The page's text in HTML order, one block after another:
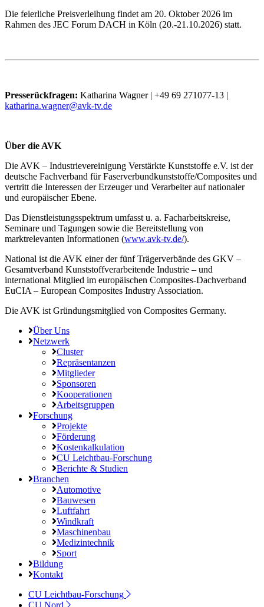
Die feierliche Preisverleihung findet am 20. Oktober 2026 im
Rahmen des JEC Forum DACH in Köln (20.-21.10.2026) statt.
Presserückfragen: Katharina Wagner | +49 69 271077-13 |
katharina.wagner@avk-tv.de
Über die AVK
Die AVK – Industrievereinigung Verstärkte Kunststoffe e.V. ist der
deutsche Fachverband für Faserverbundkunststoffe/Composites und
vertritt die Interessen der Erzeuger und Verarbeiter auf nationaler
und europäischer Ebene.
Das Dienstleistungsspektrum umfasst u. a. Facharbeitskreise,
Seminare und Tagungen sowie die Bereitstellung von
marktrelevanten Informationen (www.avk-tv.de/).
National ist die AVK einer der fünf Trägerverbände des GKV –
Gesamtverband Kunststoffverarbeitende Industrie – und
international Mitglied im europäischen Composites-Dachverband
EuCIA – European Composites Industry Association.
Die AVK ist Gründungsmitglied von Composites Germany.
Über Uns
Netzwerk
Cluster
Repräsentanzen
Mitglieder
Sponsoren
Kooperationen
Arbeitsgruppen
Forschung
Projekte
Förderung
Kostenkalkulation
CU Leichtbau-Forschung
Berichte & Studien
Branchen
Automotive
Bauwesen
Luftfahrt
Windkraft
Maschinenbau
Medizintechnik
Sport
Bildung
Kontakt
CU Leichtbau-Forschung
CU Nord